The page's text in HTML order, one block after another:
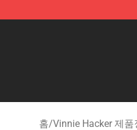
홈/Vinnie Hacker 제품